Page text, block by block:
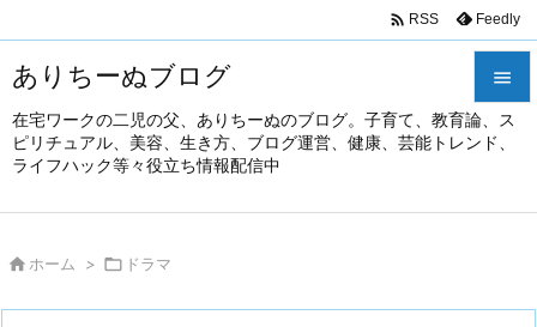
ありちーぬブログ
在宅ワークの二児の父、ありちーぬのブログ。子育て、教育論、ス
ピリチュアル、美容、生き方、ブログ運営、健康、芸能トレンド、
ライフハック等々役立ち情報配信中


メニュ
前へ

 RSS Feedly
 ホーム >  ドラマ